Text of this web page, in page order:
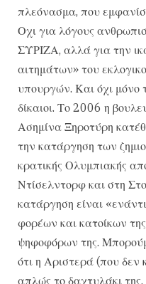
πλεόνασμα, που
Οχι για λόγους
ΣΥΡΙΖΑ, αλλά για την
αιτημάτων» του
υπουργών. Και όχι μόνο
δίκαιοι. Το 2006 η
Ασημίνα Ξηροτύρη
την κατάργηση των
κρατικής Ολυμπιακής
Ντίσελντορφ και στη
κατάργηση είναι
φορέων και κατοίκων
ψηφοφόρων της.
ότι η Αριστερά (που δεν
απλώς το δαχτυλάκι